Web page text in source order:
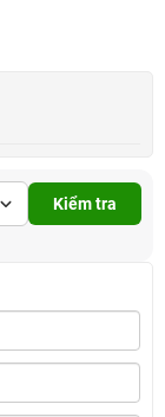
Kiểm tra